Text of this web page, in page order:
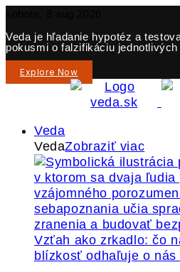
Veda je hľadanie hypotéz a
pokusmi o falzifikáciu jednotlivých
Explore Now
Veda
VedaZobraziť viac
Vzťah ako zrkadlo: čo
blízkosť odhaľuje o nás